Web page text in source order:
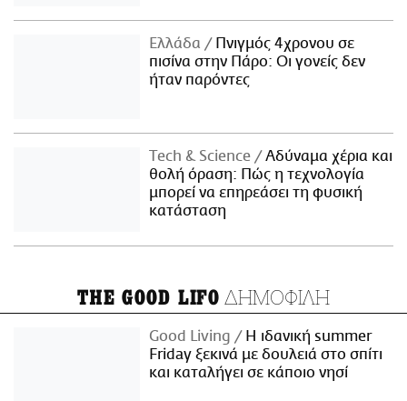
Ελλάδα
Πνιγμός 4χρονου σε
πισίνα στην Πάρο: Οι γονείς δεν
ήταν παρόντες
Τech & Science
Αδύναμα χέρια και
θολή όραση: Πώς η τεχνολογία
μπορεί να επηρεάσει τη φυσική
κατάσταση
THE GOOD LIFO ΔΗΜΟΦΙΛΗ
Good Living
Η ιδανική summer
Friday ξεκινά με δουλειά στο σπίτι
και καταλήγει σε κάποιο νησί